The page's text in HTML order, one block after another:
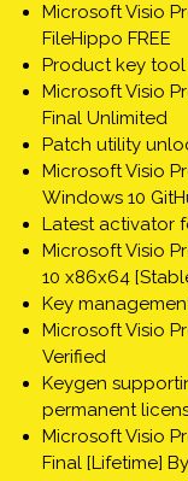
Microsoft Visio
FileHippo FREE
Product key tool
Microsoft Visio
Final Unlimited
Patch utility
Microsoft Visio
Windows 10
Latest activator
Microsoft Visio
10 x86x64
Key
Microsoft Visio
Verified
Keygen
permanent
Microsoft Visio
Final [Lifetime]